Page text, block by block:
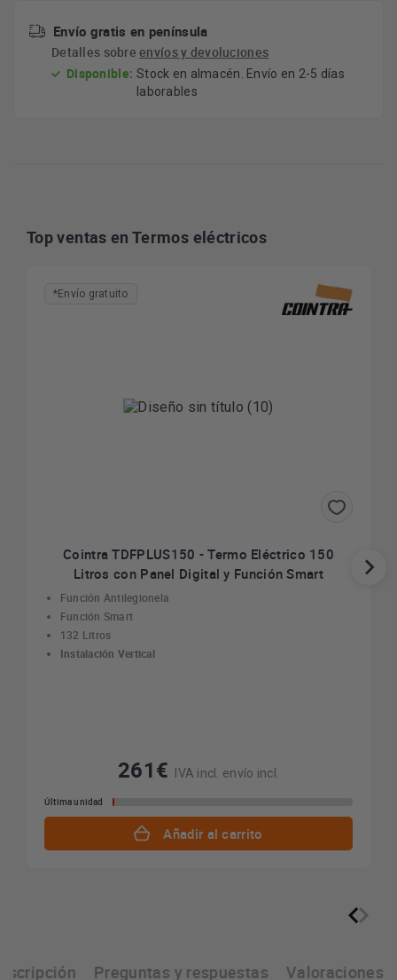
Envío gratis en península
Detalles sobreenvíos y devoluciones
Disponible: Stock en almacén. Envío en 2-5 días
laborables
Top ventas en Termos eléctricos
*Envío gratuito
Cointra TDFPLUS150 - Termo Eléctrico 150
Litros con Panel Digital y Función Smart
Función Antilegionela
Función Smart
132 Litros
Instalación Vertical
261€ IVA incl. envío incl.
Última unidad
Añadir al carrito
Preguntas y respuestas Valoraciones